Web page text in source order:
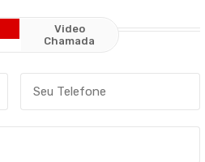
Video
Chamada